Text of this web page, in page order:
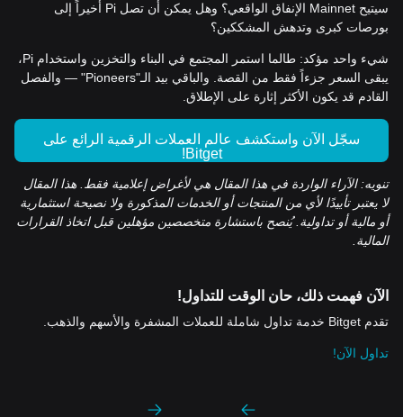
سيتيح Mainnet الإنفاق الواقعي؟ وهل يمكن أن تصل Pi أخيراً إلى
بورصات كبرى وتدهش المشككين؟
شيء واحد مؤكد: طالما استمر المجتمع في البناء والتخزين واستخدام Pi،
يبقى السعر جزءاً فقط من القصة. والباقي بيد الـ"Pioneers" — والفصل
القادم قد يكون الأكثر إثارة على الإطلاق.
سجّل الآن واستكشف عالم العملات الرقمية الرائع على
Bitget!
تنويه: الآراء الواردة في هذا المقال هي لأغراض إعلامية فقط. هذا المقال
لا يعتبر تأييدًا لأي من المنتجات أو الخدمات المذكورة ولا نصيحة استثمارية
أو مالية أو تداولية. يُنصح باستشارة متخصصين مؤهلين قبل اتخاذ القرارات
المالية.
الآن فهمت ذلك، حان الوقت للتداول!
تقدم Bitget خدمة تداول شاملة للعملات المشفرة والأسهم والذهب.
تداول الآن!